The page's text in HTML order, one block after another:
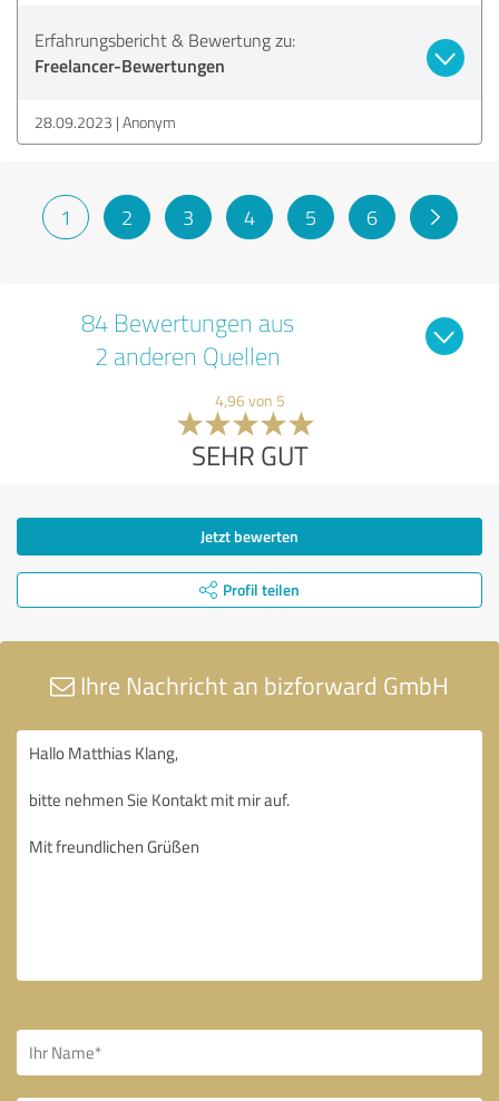
Erfahrungsbericht & Bewertung zu:
Freelancer-Bewertungen
28.09.2023 Anonym
1 2 3 4 5 6
84 Bewertungen aus
2 anderen Quellen
4,96 von 5
SEHR GUT
Jetzt bewerten
Profil teilen
Ihre Nachricht an bizforward GmbH